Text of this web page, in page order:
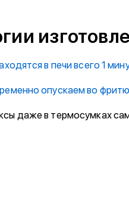
в печи всего 1
опускаем во
даже в термосумках